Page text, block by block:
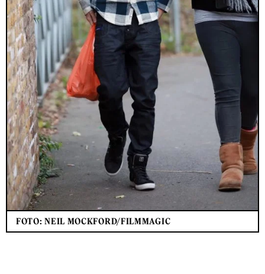
FOTO: NEIL MOCKFORD/FILMMAGIC